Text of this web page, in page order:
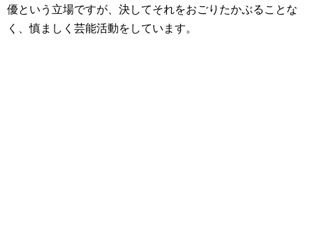
優という立場ですが、決してそれをおごりたかぶることな
く、慎ましく芸能活動をしています。